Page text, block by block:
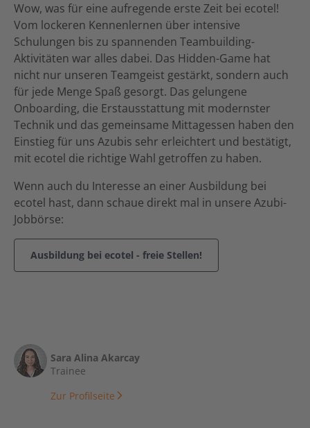
Wow, was für eine aufregende erste Zeit bei ecotel!
Vom lockeren Kennenlernen über intensive
Schulungen bis zu spannenden Teambuilding-
Aktivitäten war alles dabei. Das Hidden-Game hat
nicht nur unseren Teamgeist gestärkt, sondern auch
für jede Menge Spaß gesorgt. Das gelungene
Onboarding, die Erstausstattung mit modernster
Technik und das gemeinsame Mittagessen haben den
Einstieg für uns Azubis sehr erleichtert und bestätigt,
mit ecotel die richtige Wahl getroffen zu haben.
Wenn auch du Interesse an einer Ausbildung bei
ecotel hast, dann schaue direkt mal in unsere Azubi-
Jobbörse:
Ausbildung bei ecotel - freie Stellen!
Sara Alina Akarcay
Trainee
Zur Profilseite